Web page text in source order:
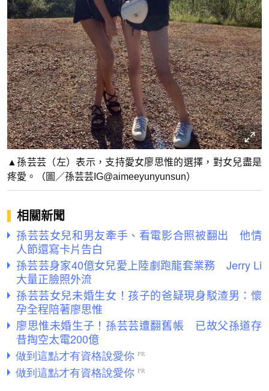
▲孫芸芸（左）表示，支持愛女廖思惟的選擇，對女兒盡是
疼愛。（圖／孫芸芸IG@aimeeyunyunsun）
相關新聞
孫芸芸女兒和男友牽手、看電影合照被翻出 他情
人節還寫卡片告白
孫芸芸身家40億女兒愛上陸劇跑龍套業務 Jerry Li
大量正臉照外流
孫芸芸女兒未婚生女！孩子的爸疑現身駁渣男：懷
孕全程陪著廖思惟
廖思惟未婚生子！孫芸芸遭翻舊帳 已故父孫道存
昔掏空太電200億